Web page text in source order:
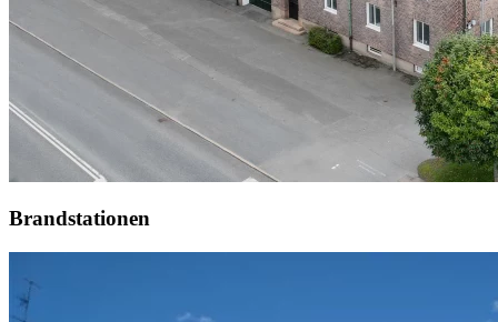
Brandstationen